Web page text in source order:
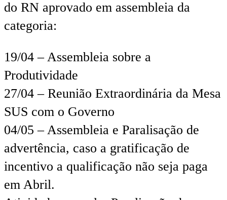
do RN aprovado em assembleia da
categoria:
19/04 – Assembleia sobre a
Produtividade
27/04 – Reunião Extraordinária da Mesa
SUS com o Governo
04/05 – Assembleia e Paralisação de
advertência, caso a gratificação de
incentivo a qualificação não seja paga
em Abril.